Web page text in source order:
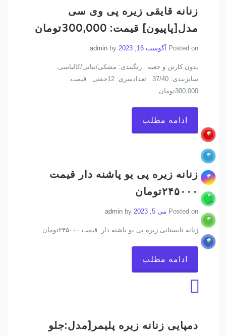
زنانه قایقی زیره پی وی سی
مدل[پاپیون] قیمت: 300,000تومان
Posted on آگوست 16, 2023 admin
بدون کارتن و جعبه رنگبندی: مشکی/نباتی/کالباسی
سایزبندی: 37/40 تعدادسری: 12جفتی قیمت:
300,000تومان
ادامه مطلب
زنانه زیره پی یو پاشنه دار قیمت
۲۴۵۰۰۰تومان
Posted on می 5, 2023 admin
زنانه تابستانی زیره پی یو پاشنه دار. قیمت ۲۴۵۰۰۰تومان
ادامه مطلب
دمپایی زنانه زیره پلیمر[مدل:جلو